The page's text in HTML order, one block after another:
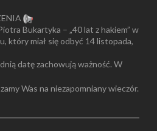
Bukartyka – „40 lat z hakiem” w
który miał się odbyć 14 listopada,
datę zachowują ważność. W
Was na niezapomniany wieczór.